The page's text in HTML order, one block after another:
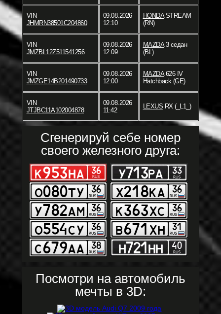
VIN
JHMRN38501C204860
09.08.2026
12:10
HONDASTREAM
(RN)
VIN
JMZBL12Z511541256
09.08.2026
12:09
MAZDA3 седан
(BL)
VIN
JMZGE14B201490733
09.08.2026
12:00
MAZDA626 IV
Hatchback (GE)
VIN
JTJBC11A102004878
09.08.2026
11:42
LEXUS RX (_L1_)
Сгенерируй себе номер
своего железного друга:
Посмотри на автомобиль
мечты в 3D: